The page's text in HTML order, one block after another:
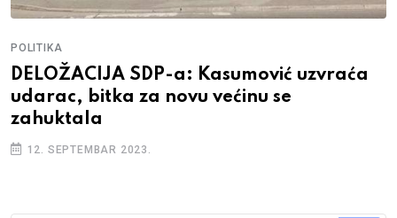
POLITIKA
DELOŽACIJA SDP-a: Kasumović uzvraća
udarac, bitka za novu većinu se
zahuktala
12. SEPTEMBAR 2023.